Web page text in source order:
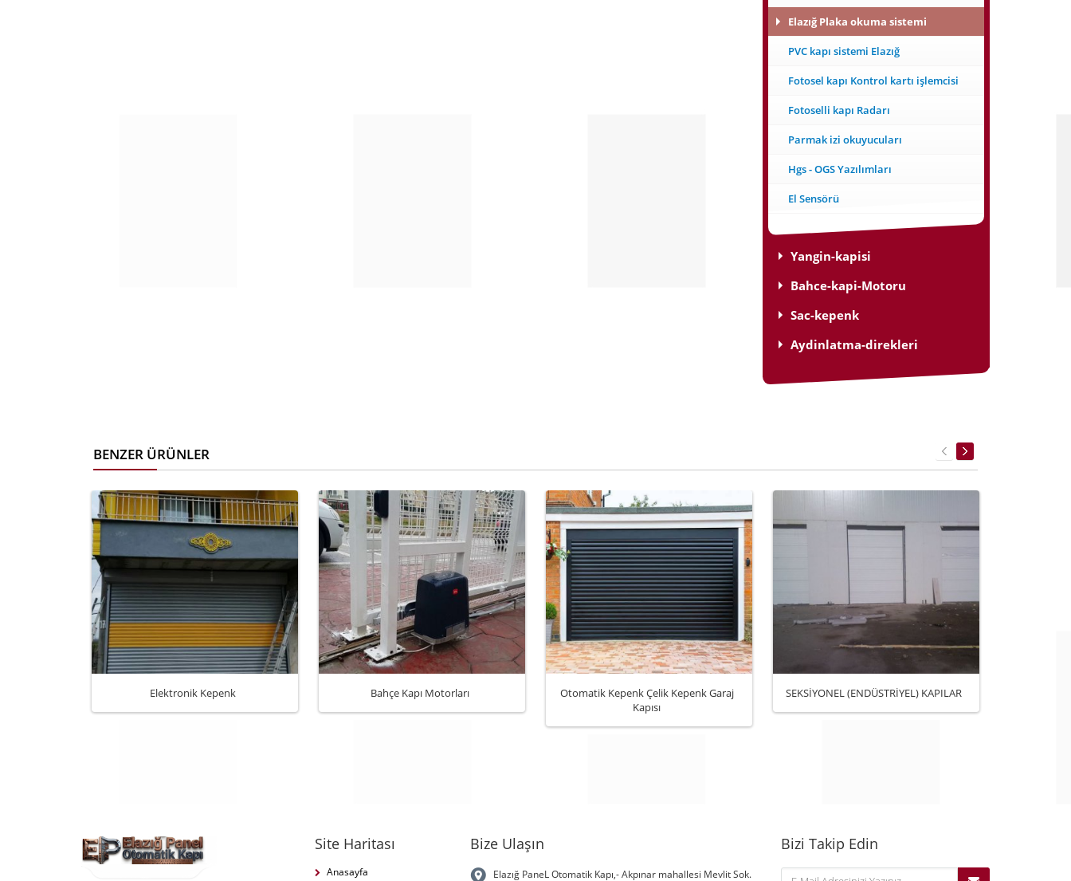
Elazığ Plaka okuma sistemi
PVC kapı sistemi Elazığ
Fotosel kapı Kontrol kartı işlemcisi
Fotoselli kapı Radarı
Parmak izi okuyucuları
Hgs - OGS Yazılımları
El Sensörü
Yangin-kapisi
Bahce-kapi-Motoru
Sac-kepenk
Aydinlatma-direkleri
BENZER ÜRÜNLER
Elektronik Kepenk Bahçe Kapı Motorları
Otomatik Kepenk Çelik Kepenk Garaj
Kapısı
SEKSİYONEL (ENDÜSTRİYEL) KAPILAR
Site Haritası
Anasayfa
Bize Ulaşın
Elazığ PaneL Otomatik Kapı,- Akpınar mahallesi Mevlit Sok.
Bizi Takip Edin